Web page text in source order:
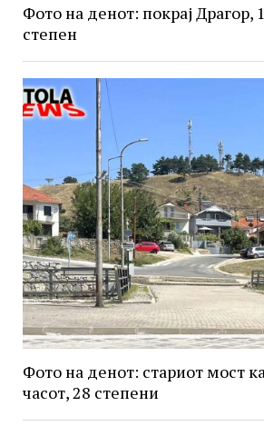
Фото на денот: покрај Драгор,
степен
Фото на денот: стариот мост
часот, 28 степени